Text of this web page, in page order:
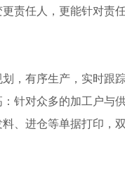
责任人，更能针对责
，有序生产，实时跟
针对众多的加工户与
、进仓等单据打印，